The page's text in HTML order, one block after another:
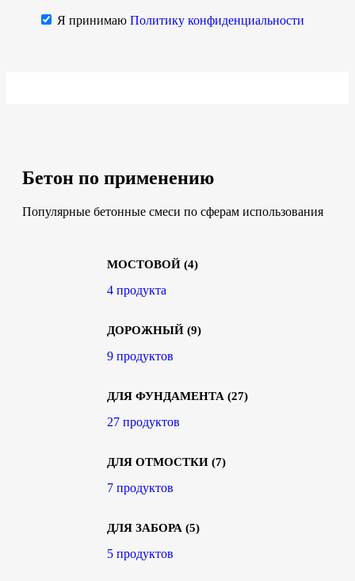
Я принимаю Политику конфиденциальности
Бетон по применению
Популярные бетонные смеси по сферам использования
МОСТОВОЙ (4)
4 продукта
ДОРОЖНЫЙ (9)
9 продуктов
ДЛЯ ФУНДАМЕНТА (27)
27 продуктов
ДЛЯ ОТМОСТКИ (7)
7 продуктов
ДЛЯ ЗАБОРА (5)
5 продуктов